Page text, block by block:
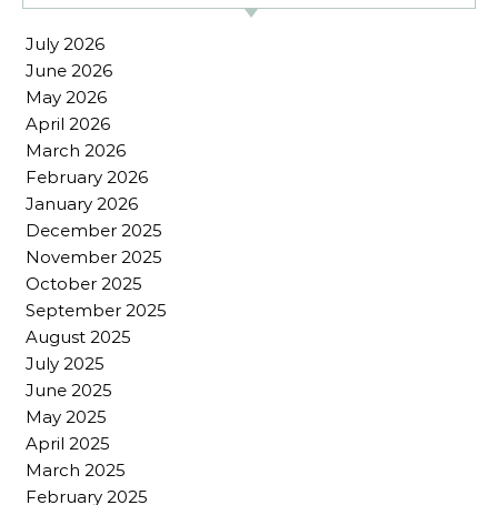
July 2026
June 2026
May 2026
April 2026
March 2026
February 2026
January 2026
December 2025
November 2025
October 2025
September 2025
August 2025
July 2025
June 2025
May 2025
April 2025
March 2025
February 2025